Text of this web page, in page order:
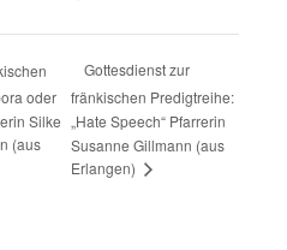
oder
Silke
(aus
Gottesdienst zur
fränkischen Predigtreihe:
„Hate Speech“ Pfarrerin
Susanne Gillmann (aus
Erlangen)